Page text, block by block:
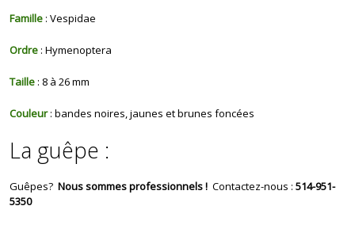
Famille : Vespidae
Ordre : Hymenoptera
Taille : 8 à 26 mm
Couleur: bandes noires, jaunes et brunes foncées
La guêpe :
Guêpes?Nous sommes professionnels ! Contactez-nous :514-951-
5350